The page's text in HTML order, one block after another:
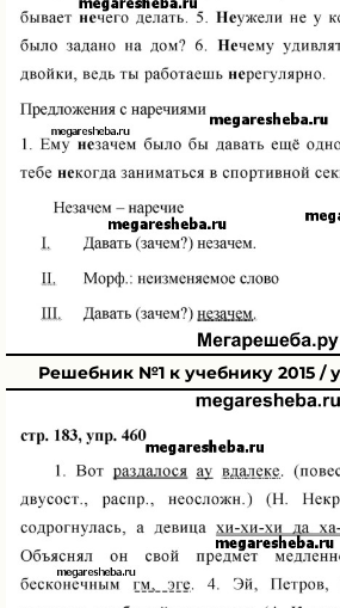
Решебник №1 к учебнику 2015 /